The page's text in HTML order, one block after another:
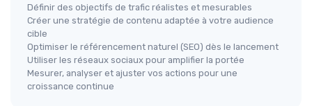
Définir des objectifs de trafic réalistes et mesurables
Créer une stratégie de contenu adaptée à votre audience
cible
Optimiser le référencement naturel (SEO) dès le lancement
Utiliser les réseaux sociaux pour amplifier la portée
Mesurer, analyser et ajuster vos actions pour une
croissance continue